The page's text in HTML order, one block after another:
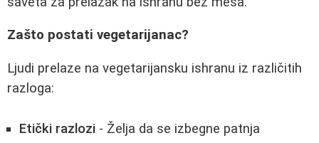
Zašto postati vegetarijanac?
Ljudi prelaze na vegetarijansku ishranu iz različitih
razloga:
Etički razlozi - Želja da se izbegne patnja